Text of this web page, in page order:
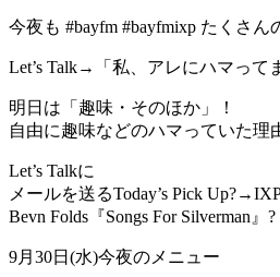
今夜も #bayfm #bayfmixp たくさ
Let’s Talk→「私、アレにハマって
明日は「趣味・そのほか」！
自由に趣味などのハマっていた理
Let’s Talkに
メールを送るToday’s Pick
Bevn Folds『Songs For Silverman
9月30日(水)今夜のメニュー